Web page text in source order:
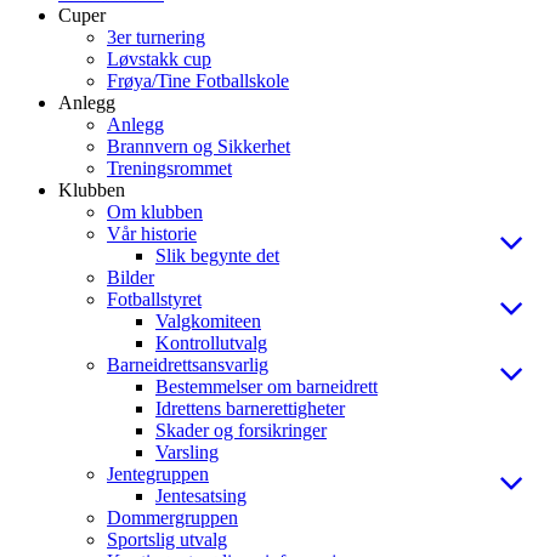
Cuper
3er turnering
Løvstakk cup
Frøya/Tine Fotballskole
Anlegg
Anlegg
Brannvern og Sikkerhet
Treningsrommet
Klubben
Om klubben
Vår historie
Slik begynte det
Bilder
Fotballstyret
Valgkomiteen
Kontrollutvalg
Barneidrettsansvarlig
Bestemmelser om barneidrett
Idrettens barnerettigheter
Skader og forsikringer
Varsling
Jentegruppen
Jentesatsing
Dommergruppen
Sportslig utvalg